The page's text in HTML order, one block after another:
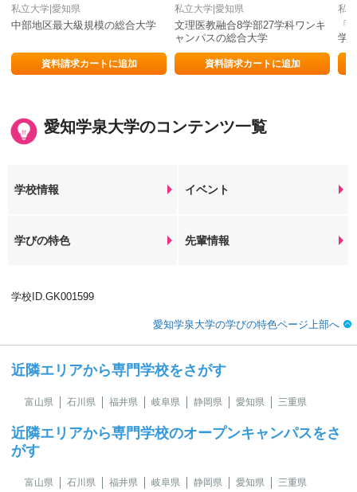
私立大学|愛知県
中部地区最大級規模の総合大学
資料請求カートに追加
私立大学|愛知県
文理医教融合8学部27学科ワンキ
ャンパスの総合大学
資料請求カートに追加
私
「
学
力
愛知学泉大学のコンテンツ一覧
学校情報 イベント
学びの特色 先輩情報
学校ID.GK001599
愛知学泉大学の学びの特色ページ上部へ
近隣エリアから専門学校をさがす
富山県 石川県 福井県 岐阜県 静岡県 愛知県 三重県
近隣エリアから専門学校のオープンキャンパスをさ
がす
富山県 石川県 福井県 岐阜県 静岡県 愛知県 三重県